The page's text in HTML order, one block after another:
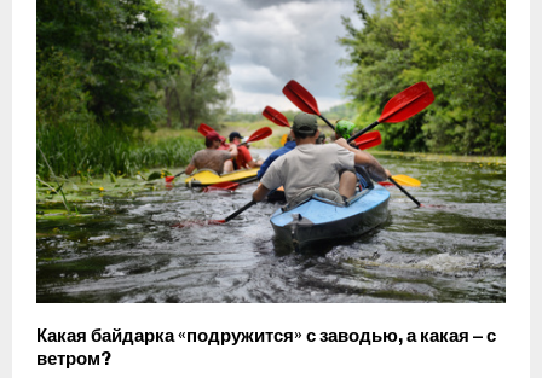
Какая байдарка «подружится» с заводью, а какая – с
ветром?